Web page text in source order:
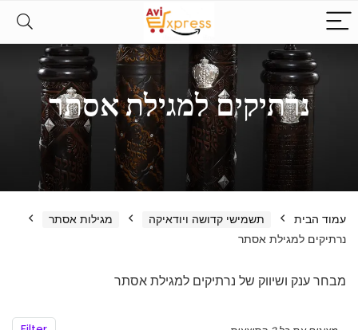
נרתיקים למגילת אסתר
עמוד הבית תשמישי קדושה ויודאיקה
מגילות אסתר
נרתיקים למגילת אסתר
מבחר ענק ושיווק של נרתיקים למגילת אסתר